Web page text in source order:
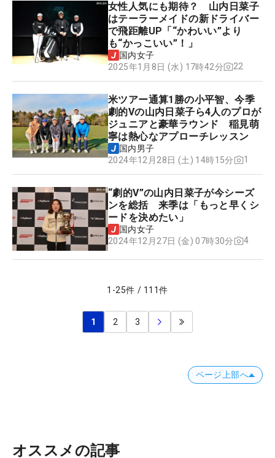
女性人気にも期待？ 山内日菜子
はテーラーメイドの新ドライバー
で飛距離UP「“かわいい”より
も“かっこいい”！」
国内女子
2025年1月8日 (水) 17時42分
22
米ツアー通算1勝の小平智、今季
劇的Vの山内日菜子ら4人のプロが
ジュニアと豪華ラウンド 稲見萌
寧は熱心なアプローチレッスン
国内男子
2024年12月28日 (土) 14時15分
1
“劇的V”の山内日菜子が今シーズ
ンを総括 来季は「もっと早くシ
ードを決めたい」
国内女子
2024年12月27日 (金) 07時30分
4
1 -25件 / 111件
1 2 3
ページ上部へ
オススメの記事